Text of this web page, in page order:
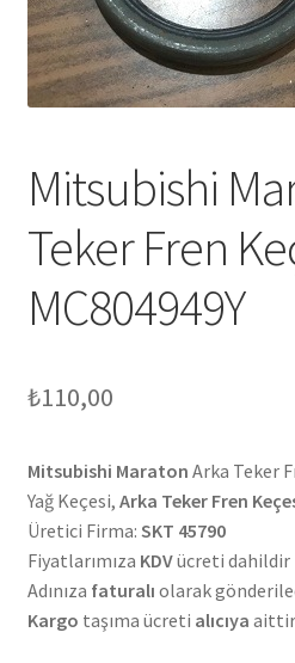
Mitsubishi
Teker Fren
MC804949Y
₺110,00
Mitsubishi Maraton Arka Teker
Yağ Keçesi, Arka Teker Fren
Üretici Firma: SKT 45790
Fiyatlarımıza KDVücreti dahildir
Adınıza faturalı olarak
Kargo taşıma ücreti alıcıya